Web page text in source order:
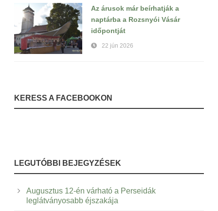
Az árusok már beírhatják a
naptárba a Rozsnyói Vásár
időpontját
22 jún 2026
KERESS A FACEBOOKON
LEGUTÓBBI BEJEGYZÉSEK
Augusztus 12-én várható a Perseidák
leglátványosabb éjszakája